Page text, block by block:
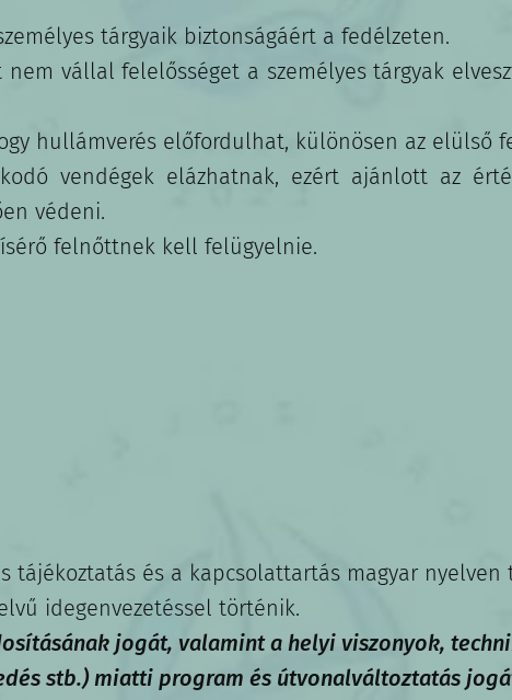
tárgyaik biztonságáért a fedélzeten.
nem vállal felelősséget a személyes tárgyak
hullámverés előfordulhat, különösen az elülső
vendégek elázhatnak, ezért ajánlott az
védeni.
felnőttnek kell felügyelnie.
tájékoztatás és a kapcsolattartás magyar nyelven
idegenvezetéssel történik.
jogát, valamint a helyi viszonyok,
stb.) miatti program és útvonalváltoztatás